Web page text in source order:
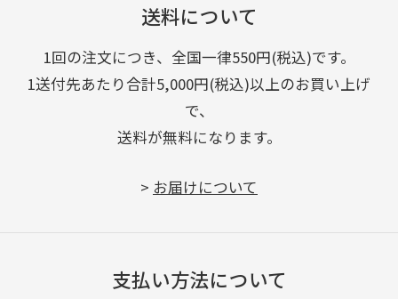
送料について
1回の注文につき、全国一律550円(税込)です。
1送付先あたり合計5,000円(税込)以上のお買い上げ
で、
送料が無料になります。
> お届けについて
支払い方法について